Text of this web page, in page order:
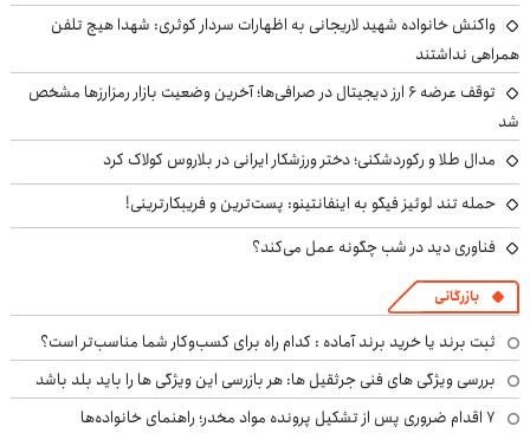
واکنش خانواده شهید لاریجانی به اظهارات سردار کوثری: شهدا هیچ تلفن
همراهی نداشتند
توقف عرضه ۶ ارز دیجیتال در صرافی‌ها؛ آخرین وضعیت بازار رمزارزها مشخص
شد
مدال طلا و رکوردشکنی؛ دختر ورزشکار ایرانی در بلاروس کولاک کرد
حمله تند لوئیز فیگو به اینفانتینو: پست‌ترین و فریبکارترینی!
فناوری دید در شب چگونه عمل می‌کند؟
بازرگانی
ثبت برند یا خرید برند آماده : کدام راه برای کسب‌وکار شما مناسب‌تر است؟
بررسی ویژگی های فنی جرثقیل ها: هر بازرسی این ویژگی ها را باید بلد باشد
۷ اقدام ضروری پس از تشکیل پرونده مواد مخدر؛ راهنمای خانواده‌ها